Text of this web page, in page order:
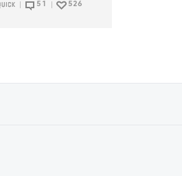
51 526